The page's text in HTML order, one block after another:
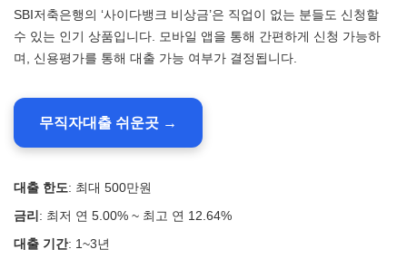
SBI저축은행의 ‘사이다뱅크 비상금’은 직업이 없는 분들도 신청할
수 있는 인기 상품입니다. 모바일 앱을 통해 간편하게 신청 가능하
며, 신용평가를 통해 대출 가능 여부가 결정됩니다.
무직자대출 쉬운곳 →
대출 한도: 최대 500만원
금리 : 최저 연 5.00% ~ 최고 연 12.64%
대출 기간: 1~3년